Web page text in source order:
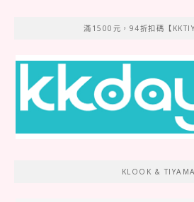
滿1500元，94折扣碼【
KLOOK & TIYAMA